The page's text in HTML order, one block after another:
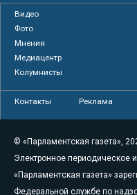
Видео
Фото
Мнения
Медиацентр
Колумнисты
Контакты Реклама
© «Парламентская газета»,
Электронное периодическое
«Парламентская газета»
Федеральной службе по